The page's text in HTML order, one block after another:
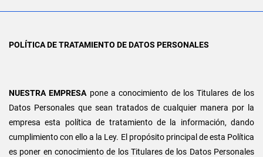
POLÍTICA DE TRATAMIENTO DE DATOS PERSONALES
NUESTRA EMPRESA pone a conocimiento de los Titulares de los
Datos Personales que sean tratados de cualquier manera por la
empresa esta política de tratamiento de la información, dando
cumplimiento con ello a la Ley. El propósito principal de esta Política
es poner en conocimiento de los Titulares de los Datos Personales